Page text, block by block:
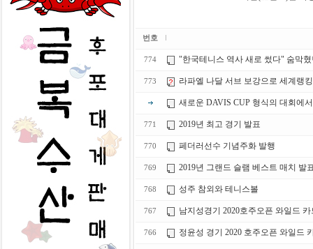
번호
774 "한국테니스 역사 새로 썼다" 숨막
773 라파엘 나달 서브 보강으로 세계랭
새로운 DAVIS CUP 형식의 대회에
771 2019년 최고 경기 발표
770 페더러선수 기념주화 발행
769 2019년 그랜드 슬램 베스트 매치 발
768 성주 참외와 테니스볼
767 남지성경기 2020호주오픈 와일드
766 정윤성 경기 2020 호주오픈 와일드